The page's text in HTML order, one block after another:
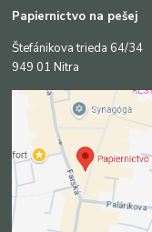
Papiernictvo na pešej
Štefánikova trieda 64/34
949 01 Nitra